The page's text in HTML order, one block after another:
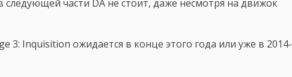
следующей части DA не стоит, даже несмотря на движок
3: Inquisition ожидается в конце этого года или уже в 2014-